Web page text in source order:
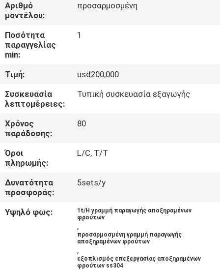
ΕΠΙΣΚΕΨΉ
ΕΡΓΟΣΤΑΣΊΟΥ
ΈΛΕΓΧΟΣ
ΠΟΙΌΤΗΤΑΣ
ΜΑΖΊ
ΜΑΣ
ΖΗΤΉΣΤΕ
ΜΙΑ
ΠΡΟΣΦΟΡΆ
Αριθμό
μοντέλου:
προσαρμοσμένη
Ποσότητα
παραγγελίας
min:
1
Τιμή:
usd200,000
Συσκευασία
λεπτομέρειες:
Τυπική συσκευασία εξαγωγής
Χρόνος
παράδοσης:
80
Όροι
πληρωμής:
L/C, T/T
Δυνατότητα
προσφοράς:
5sets/y
Υψηλό φως:
1t/H γραμμή παραγωγής αποξηραμένων
φρούτων
,
προσαρμοσμένη γραμμή παραγωγής
αποξηραμένων φρούτων
,
εξοπλισμός επεξεργασίας αποξηραμένων
φρούτων ss304